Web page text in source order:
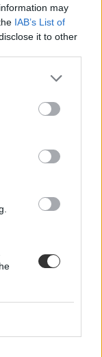
may
IAB’s List of
it to other